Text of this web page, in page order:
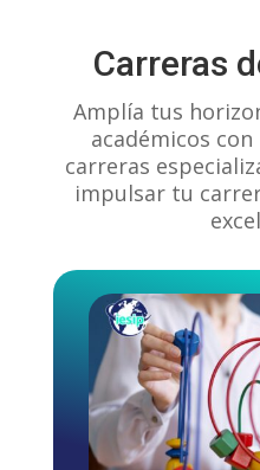
1 0
Carreras
Amplía tus
académicos
carreras
impulsar tu